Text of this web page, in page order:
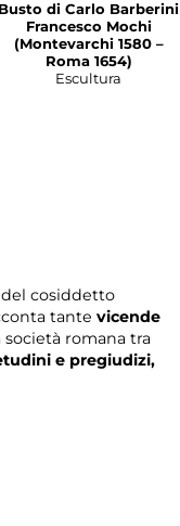
Busto di Carlo Barberini
Francesco Mochi
(Montevarchi 1580 –
Roma 1654)
Escultura
cosiddetto
tantevicende
romana tra
e pregiudizi,